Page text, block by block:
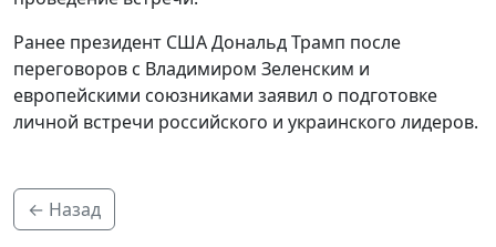
Ранее президент США Дональд Трамп после
переговоров с Владимиром Зеленским и
европейскими союзниками заявил о подготовке
личной встречи российского и украинского лидеров.
← Назад